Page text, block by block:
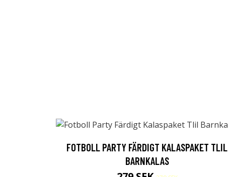
FOTBOLL PARTY FÄRDIGT KALASPAKET TLIL
BARNKALAS